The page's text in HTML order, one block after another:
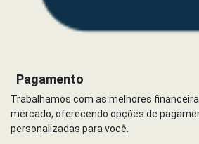
Pagamento
Trabalhamos com as melhores
mercado, oferecendo opções de
personalizadas para você.